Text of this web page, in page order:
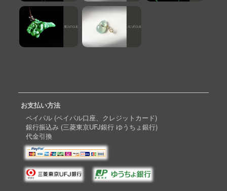
お支払い方法
ペイパル (ペイパル口座、クレジットカード)
銀行振込み (三菱東京UFJ銀行 ゆうちょ銀行)
代金引換